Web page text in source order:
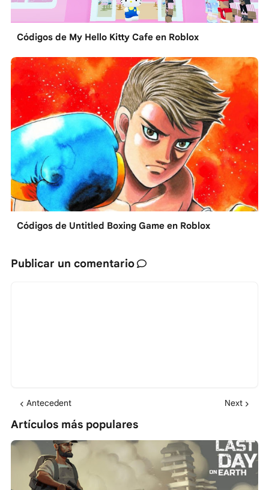
Códigos de My Hello Kitty Cafe en Roblox
Códigos de Untitled Boxing Game en Roblox
Publicar un comentario
Antecedent Next
Artículos más populares